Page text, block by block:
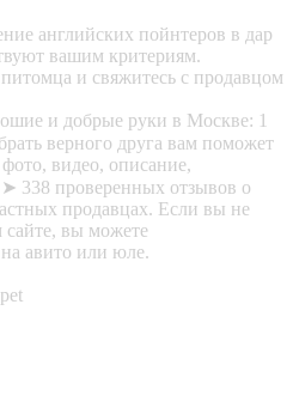
английских пойнтеров в дар
вашим критериям.
и свяжитесь с продавцом
и добрые руки в Москве: 1
верного друга вам поможет
видео, описание,
338 проверенных отзывов о
продавцах. Если вы не
вы можете
на авито или юле.